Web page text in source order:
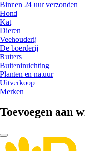
Binnen 24 uur verzonden
Hond
Kat
Dieren
Veehouderij
De boerderij
Ruiters
Buiteninrichting
Planten en natuur
Uitverkoop
Merken
Toevoegen aan